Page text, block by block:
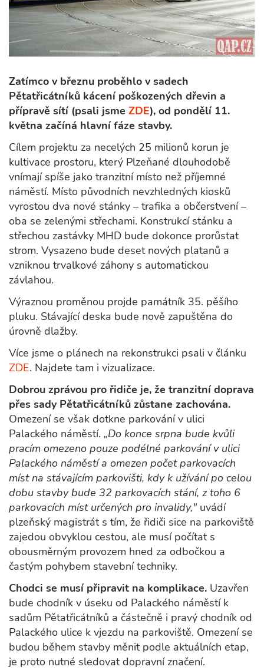
Zatímco v březnu proběhlo v sadech
Pětatřicátníků kácení poškozených dřevin a
přípravě sítí (psali jsme ZDE), od pondělí 11.
května začíná hlavní fáze stavby.
Cílem projektu za necelých 25 milionů korun je
kultivace prostoru, který Plzeňané dlouhodobě
vnímají spíše jako tranzitní místo než příjemné
náměstí. Místo původních nevzhledných kiosků
vyrostou dva nové stánky – trafika a občerstvení –
oba se zelenými střechami. Konstrukcí stánku a
střechou zastávky MHD bude dokonce prorůstat
strom. Vysazeno bude deset nových platanů a
vzniknou trvalkové záhony s automatickou
závlahou.
Výraznou proměnou projde památník 35. pěšího
pluku. Stávající deska bude nově zapuštěna do
úrovně dlažby.
Více jsme o plánech na rekonstrukci psali v článku
ZDE. Najdete tam i vizualizace.
Dobrou zprávou pro řidiče je, že tranzitní doprava
přes sady Pětatřicátníků zůstane zachována.
Omezení se však dotkne parkování v ulici
Palackého náměstí. „Do konce srpna bude kvůli
pracím omezeno pouze podélné parkování v ulici
Palackého náměstí a omezen počet parkovacích
míst na stávajícím parkovišti, kdy k užívání po celou
dobu stavby bude 32 parkovacích stání, z toho 6
parkovacích míst určených pro invalidy," uvádí
plzeňský magistrát s tím, že řidiči sice na parkoviště
zajedou obvyklou cestou, ale musí počítat s
obousměrným provozem hned za odbočkou a
častým pohybem stavební techniky.
Chodci se musí připravit na komplikace. Uzavřen
bude chodník v úseku od Palackého náměstí k
sadům Pětatřicátníků a částečně i pravý chodník od
Palackého ulice k vjezdu na parkoviště. Omezení se
budou během stavby měnit podle aktuálních etap,
je proto nutné sledovat dopravní značení.